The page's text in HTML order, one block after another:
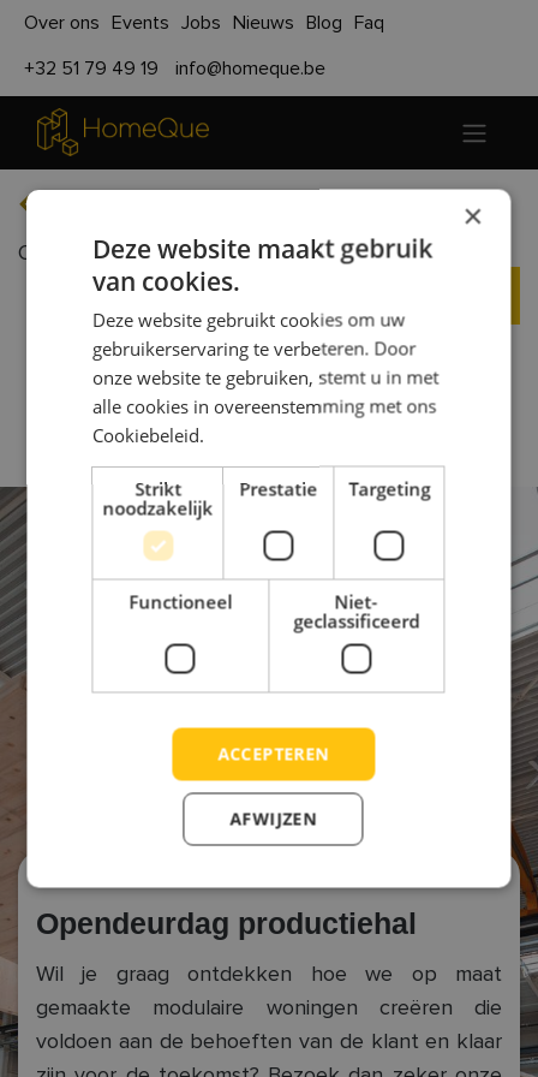
Over ons Events Jobs Nieuws Blog Faq
+32 51 79 49 19 info@homeque.be
Opendeur Productiehal 20/09/2026
Introductie
Opendeurdag productiehal
Wil je graag ontdekken hoe we op maat
gemaakte modulaire woningen creëren die
voldoen aan de behoeften van de klant en klaar
×
Deze website maakt gebruik
van cookies.
Deze website gebruikt cookies om uw
gebruikerservaring te verbeteren. Door
onze website te gebruiken, stemt u in met
alle cookies in overeenstemming met ons
Cookiebeleid.
Strikt
noodzakelijk
Prestatie Targeting
Functioneel
Niet-
geclassificeerd
ACCEPTEREN
AFWIJZEN